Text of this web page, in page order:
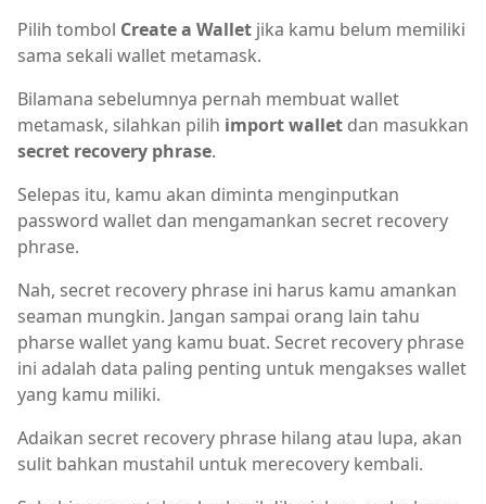
Pilih tombol Create a Wallet jika kamu belum memiliki
sama sekali wallet metamask.
Bilamana sebelumnya pernah membuat wallet
metamask, silahkan pilih import wallet dan masukkan
secret recovery phrase.
Selepas itu, kamu akan diminta menginputkan
password wallet dan mengamankan secret recovery
phrase.
Nah, secret recovery phrase ini harus kamu amankan
seaman mungkin. Jangan sampai orang lain tahu
pharse wallet yang kamu buat. Secret recovery phrase
ini adalah data paling penting untuk mengakses wallet
yang kamu miliki.
Adaikan secret recovery phrase hilang atau lupa, akan
sulit bahkan mustahil untuk merecovery kembali.